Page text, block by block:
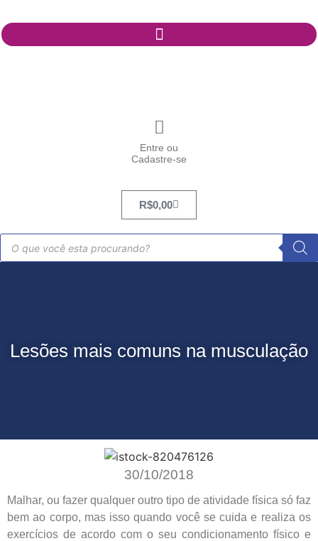
Entre ou
Cadastre-se
R$0,00
Lesões mais comuns na musculação
30/10/2018
Malhar, ou fazer qualquer outro tipo de atividade física só faz
bem ao corpo, mas isso quando você se cuida e realiza os
exercícios de acordo com o seu condicionamento físico e